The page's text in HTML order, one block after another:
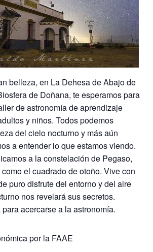
belleza, en La Dehesa de Abajo de
de Doñana, te esperamos para
de astronomía de aprendizaje
y niños. Todos podemos
del cielo nocturno y más aún
a entender lo que estamos viendo.
a la constelación de Pegaso,
el cuadrado de otoño. Vive con
puro disfrute del entorno y del aire
nos revelará sus secretos.
acercarse a la astronomía.
por la FAAE